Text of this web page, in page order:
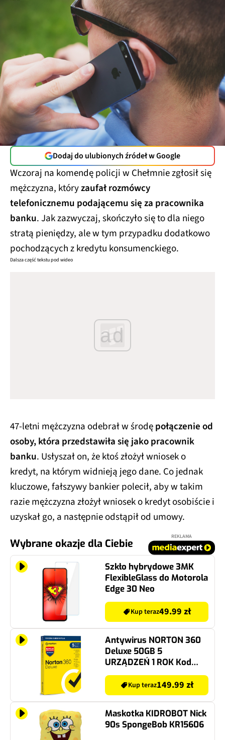
Dodaj do ulubionych źródeł w Google
Wczoraj na komendę policji w Chełmnie zgłosił się
mężczyzna, któryzaufał rozmówcy
telefonicznemu podającemu się za pracownika
banku. Jak zazwyczaj, skończyło się to dla niego
stratą pieniędzy, ale w tym przypadku dodatkowo
pochodzących z kredytu konsumenckiego.
Dalsza część tekstu pod wideo
ad
47-letni mężczyzna odebrał w środępołączenie od
osoby, która przedstawiła się jako pracownik
banku. Usłyszał on, że ktoś złożył wniosek o
kredyt, na którym widnieją jego dane. Co jednak
kluczowe, fałszywy bankier polecił, aby w takim
razie mężczyzna złożył wniosek o kredyt osobiście i
uzyskał go, a następnie odstąpił od umowy.
Wybrane okazje dla Ciebie
REKLAMA
Szkło hybrydowe 3MK
FlexibleGlass do Motorola
Edge 30 Neo
Kup teraz49.99 zł
Antywirus NORTON 360
Deluxe 50GB 5
URZĄDZEŃ 1 ROK Kod
aktywacyjny Edycja
limitowana dla edukacji
Kup teraz149.99 zł
Maskotka KIDROBOT Nick
90s SpongeBob KR15606